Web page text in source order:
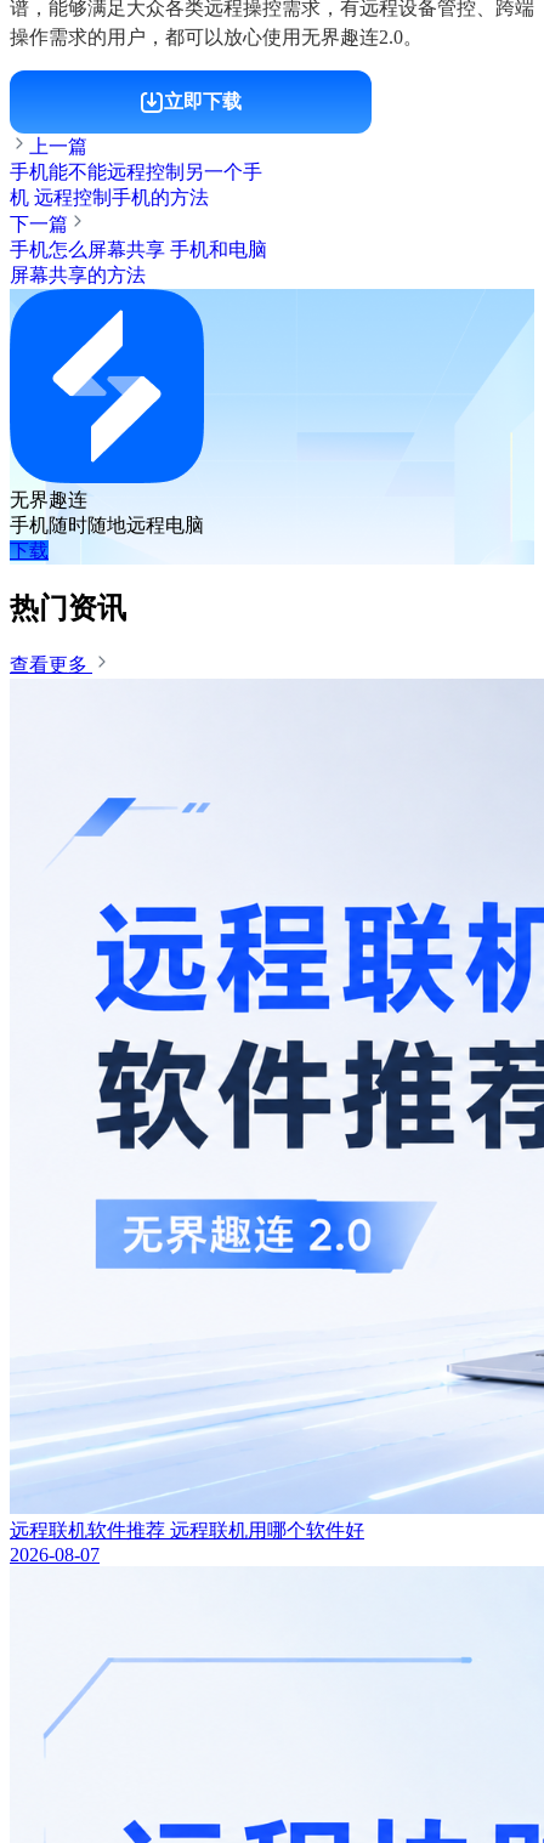
谱，能够满足大众各类远程操控需求，有远程设备管控、跨端
操作需求的用户，都可以放心使用无界趣连2.0。
立即下载
上一篇
手机能不能远程控制另一个手
机 远程控制手机的方法
下一篇
手机怎么屏幕共享 手机和电脑
屏幕共享的方法
无界趣连
手机随时随地远程电脑
下载
热门资讯
查看更多
远程联机软件推荐 远程联机用哪个软件好
2026-08-07